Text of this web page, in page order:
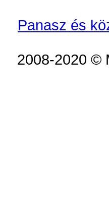
Panasz és
2008-2020 ©